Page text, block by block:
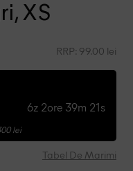
XS
RRP: 99.00 lei
6z 2ore 39m 20s
lei
Tabel De Marimi